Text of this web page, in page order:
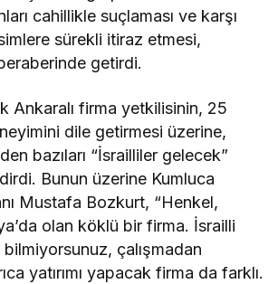
cahillikle suçlaması ve karşı
sürekli itiraz etmesi,
getirdi.
Ankaralı firma yetkilisinin, 25
dile getirmesi üzerine,
bazıları “İsrailliler gelecek”
Bunun üzerine Kumluca
Mustafa Bozkurt, “Henkel,
olan köklü bir firma. İsrailli
çalışmadan
yatırımı yapacak firma da farklı.